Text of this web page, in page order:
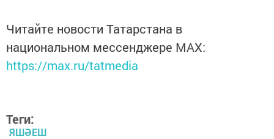
Читайте новости Татарстана в
национальном мессенджере MАХ:
https://max.ru/tatmedia
Теги:
ЯШӘЕШ